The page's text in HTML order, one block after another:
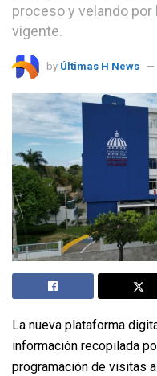
proceso y velando
vigente.
by Últimas H News
La nueva plataforma
información recopilada
programación de visitas